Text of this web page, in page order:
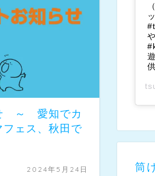
～ 愛知でカ
フェス、秋田で
2024年5月24日
筒